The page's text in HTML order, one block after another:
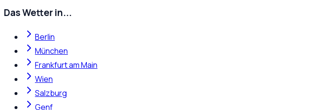
Das Wetter in...
Berlin
München
Frankfurt am Main
Wien
Salzburg
Genf